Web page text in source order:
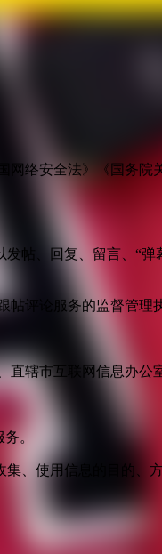
络安全法》《国务院
帖、回复、留言、“
评论服务的监督管理
辖市互联网信息办公
。
、使用信息的目的、